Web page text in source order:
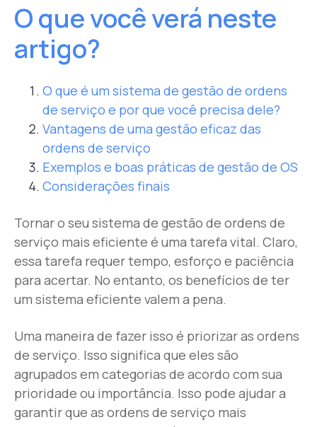
O que você verá neste
artigo?
O que é um sistema de gestão de ordens
de serviço e por que você precisa dele?
Vantagens de uma gestão eficaz das
ordens de serviço
Exemplos e boas práticas de gestão de OS
Considerações finais
Tornar o seu sistema de gestão de ordens de
serviço mais eficiente é uma tarefa vital. Claro,
essa tarefa requer tempo, esforço e paciência
para acertar. No entanto, os benefícios de ter
um sistema eficiente valem a pena.
Uma maneira de fazer isso é priorizar as ordens
de serviço. Isso significa que eles são
agrupados em categorias de acordo com sua
prioridade ou importância. Isso pode ajudar a
garantir que as ordens de serviço mais